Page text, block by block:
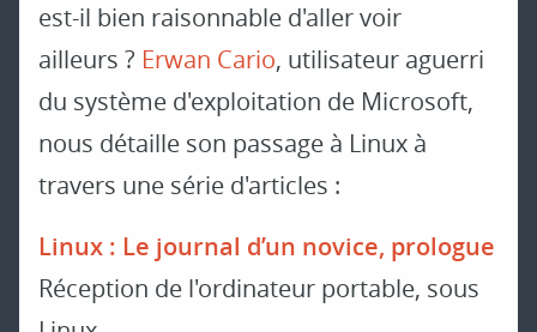
est-il bien raisonnable d'aller voir
ailleurs ? Erwan Cario, utilisateur aguerri
du système d'exploitation de Microsoft,
nous détaille son passage à Linux à
travers une série d'articles :
Linux : Le journal d’un novice, prologue
Réception de l'ordinateur portable, sous